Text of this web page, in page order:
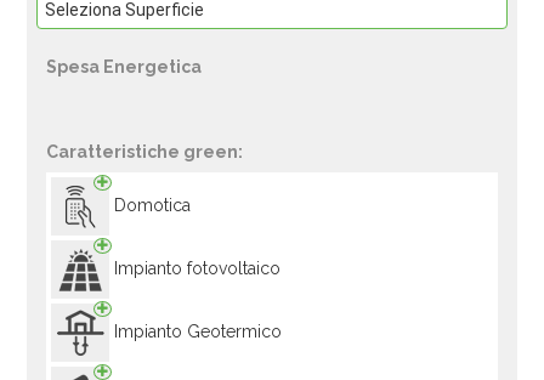
Spesa Energetica
Caratteristiche green:
Domotica
Impianto fotovoltaico
Impianto Geotermico